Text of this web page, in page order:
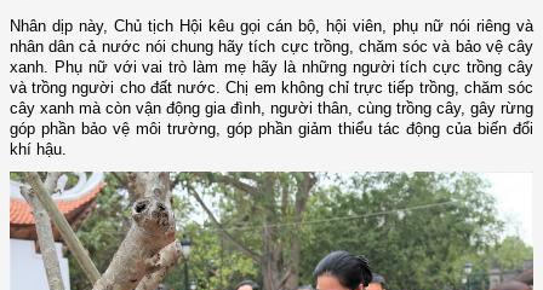
Nhân dịp này, Chủ tịch Hội kêu gọi cán bộ, hội viên, phụ nữ nói riêng và
nhân dân cả nước nói chung hãy tích cực trồng, chăm sóc và bảo vệ cây
xanh. Phụ nữ với vai trò làm mẹ hãy là những người tích cực trồng cây
và trồng người cho đất nước . Chị em không chỉtrực tiếp trồng, chăm sóc
cây xanh mà còn vận động gia đình, người thân, cùng trồng cây, gây rừng
góp phần bảo vệ môi trường, góp phần giảm thiểu tác động của biến đổi
khí hậu.